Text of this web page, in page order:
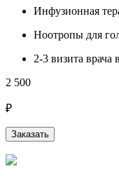
Инфузионная
Ноотропы для
2-3 визита врача
2 500
₽
Заказать